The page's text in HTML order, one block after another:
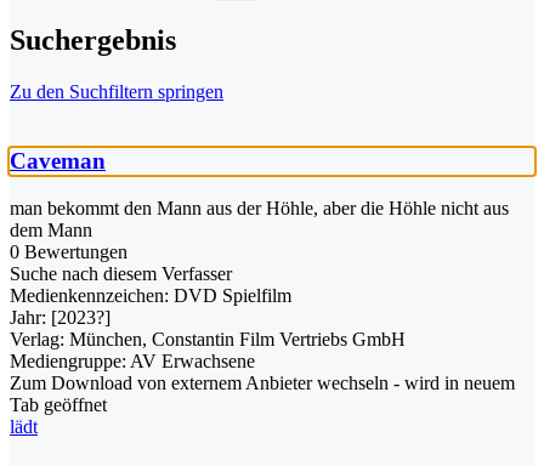
Suchergebnis
Zu den Suchfiltern springen
Caveman
man bekommt den Mann aus der Höhle, aber die Höhle nicht aus
dem Mann
0 Bewertungen
Suche nach diesem Verfasser
Medienkennzeichen: DVD Spielfilm
Jahr: [2023?]
Verlag: München, Constantin Film Vertriebs GmbH
Mediengruppe: AV Erwachsene
Zum Download von externem Anbieter wechseln - wird in neuem
Tab geöffnet
lädt